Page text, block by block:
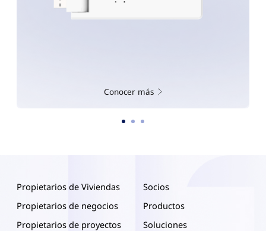
Conocer más
Propietarios de Viviendas
Propietarios de negocios
Propietarios de proyectos
Socios
Productos
Soluciones